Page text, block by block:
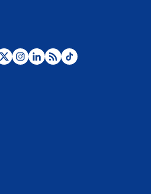
Desde dermatitis hasta infecciones: